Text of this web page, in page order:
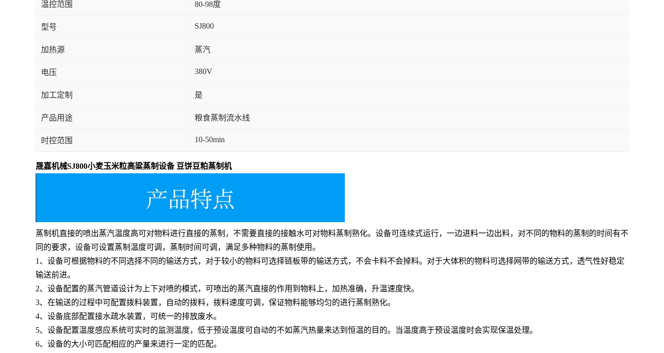
温控范围 80-98度
型号 SJ800
加热源 蒸汽
电压 380V
加工定制 是
产品用途 粮食蒸制流水线
时控范围 10-50min
晟嘉机械SJ800小麦玉米粒高粱蒸制设备 豆饼豆粕蒸制机
蒸制机直接的喷出蒸汽温度高可对物料进行直接的蒸制，不需要直接的接触水可对物料蒸制熟化。设备可连续式运行，一边进料一边出料，对不同的物料的蒸制的时间有不
同的要求，设备可设置蒸制温度可调，蒸制时间可调，满足多种物料的蒸制使用。
1、设备可根据物料的不同选择不同的输送方式，对于较小的物料可选择链板带的输送方式，不会卡料不会掉料。对于大体积的物料可选择网带的输送方式，透气性好稳定
输送前进。
2、设备配置的蒸汽管道设计为上下对喷的模式，可喷出的蒸汽直接的作用到物料上，加热准确，升温速度快。
3、在输送的过程中可配置拨料装置，自动的拨料，拨料速度可调，保证物料能够均匀的进行蒸制熟化。
4、设备底部配置接水疏水装置，可统一的排放废水。
5、设备配置温度感应系统可实时的监测温度，低于预设温度可自动的不如蒸汽热量来达到恒温的目的。当温度高于预设温度时会实现保温处理。
6、设备的大小可匹配相应的产量来进行一定的匹配。